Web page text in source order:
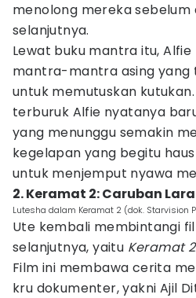
menolong mereka sebelum
selanjutnya.
Lewat buku mantra itu,
mantra-mantra asing yang
untuk memutuskan
terburuk Alfie nyatanya
yang menunggu semakin
kegelapan yang begitu
untuk menjemput nyawa
2. Keramat 2: Caruban
Lutesha dalam Keramat 2 (dok. Starvision
Ute kembali membintangi
selanjutnya, yaitu Keramat
Film ini membawa cerita
kru dokumenter, yakni Ajil